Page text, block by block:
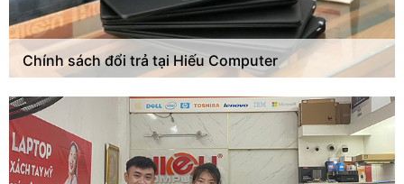
Chính sách đổi trả tại Hiếu Computer